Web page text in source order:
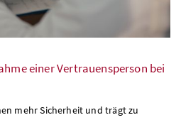
einer Vertrauensperson bei
mehr Sicherheit und trägt zu